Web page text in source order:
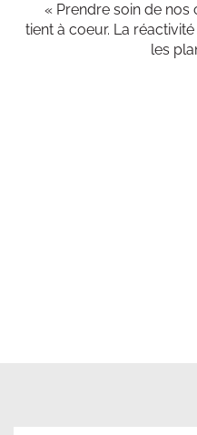
« Prendre soin de
tient à coeur. La
les